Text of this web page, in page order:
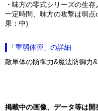
・味方の零式シリーズの生
一定時間、味方の攻撃は弱
果：中)
「重弱体弾」の詳細
敵単体の防御力&魔法防御力
掲載中の画像、データ等は